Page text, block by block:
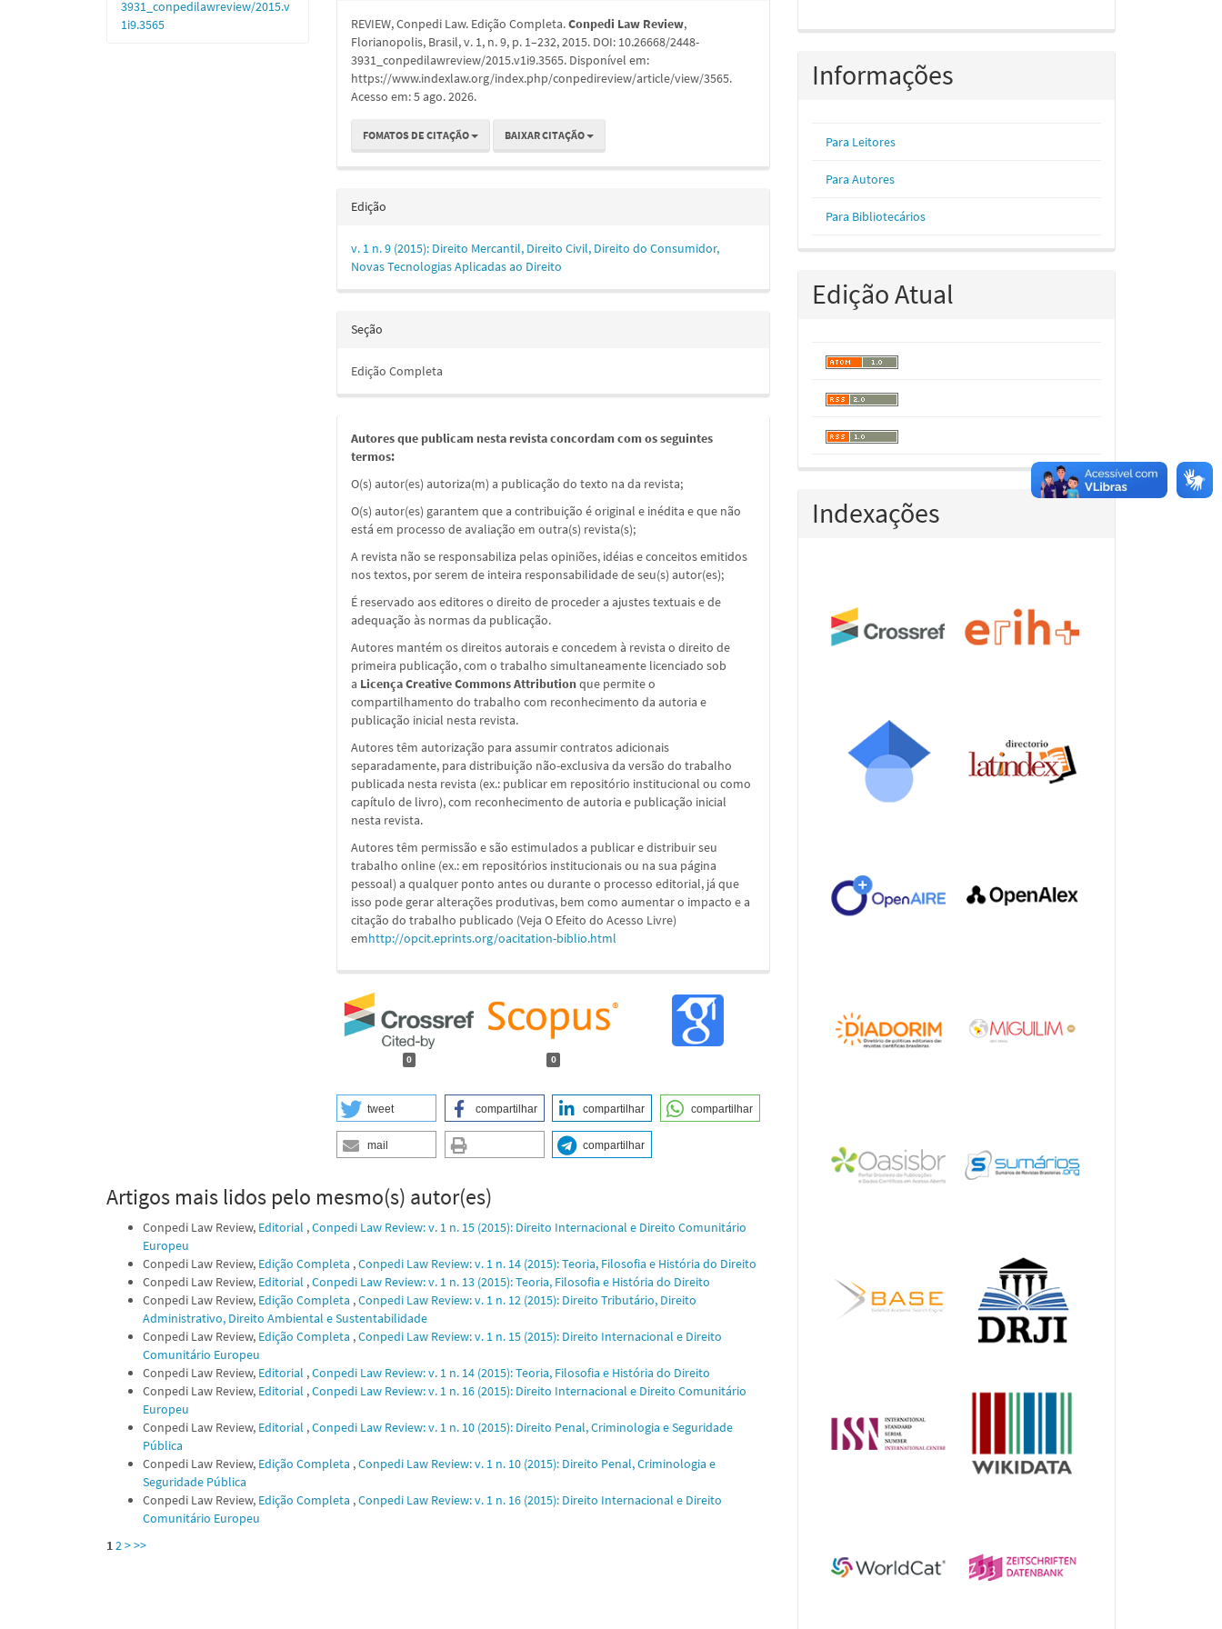
3931_conpedilawreview/2015.v
1i9.3565
artigo
REVIEW, Conpedi Law. Edição Completa.Conpedi Law Review,
Florianopolis, Brasil, v. 1, n. 9, p. 1–232, 2015. DOI: 10.26668/2448-
3931_conpedilawreview/2015.v1i9.3565. Disponível em:
https://www.indexlaw.org/index.php/conpedireview/article/view/3565.
Acesso em: 5 ago. 2026.
FOMATOS DE CITAÇÃO BAIXAR CITAÇÃO
Edição
v. 1 n. 9 (2015): Direito Mercantil, Direito Civil, Direito do Consumidor,
Novas Tecnologias Aplicadas ao Direito
Seção
Edição Completa
Autores que publicam nesta revista concordam com os seguintes
termos:
O(s) autor(es) autoriza(m) a publicação do texto na da revista;
O(s) autor(es) garantem que a contribuição é original e inédita e que não
está em processo de avaliação em outra(s) revista(s);
A revista não se responsabiliza pelas opiniões, idéias e conceitos emitidos
nos textos, por serem de inteira responsabilidade de seu(s) autor(es);
É reservado aos editores o direito de proceder a ajustes textuais e de
adequação às normas da publicação.
Autores mantém os direitos autorais e concedem à revista o direito de
primeira publicação, com o trabalho simultaneamente licenciado sob
a Licença Creative Commons Attributionque permite o
compartilhamento do trabalho com reconhecimento da autoria e
publicação inicial nesta revista.
Autores têm autorização para assumir contratos adicionais
separadamente, para distribuição não-exclusiva da versão do trabalho
publicada nesta revista (ex.: publicar em repositório institucional ou como
capítulo de livro), com reconhecimento de autoria e publicação inicial
nesta revista.
Autores têm permissão e são estimulados a publicar e distribuir seu
trabalho online (ex.: em repositórios institucionais ou na sua página
pessoal) a qualquer ponto antes ou durante o processo editorial, já que
isso pode gerar alterações produtivas, bem como aumentar o impacto e a
citação do trabalho publicado (Veja O Efeito do Acesso Livre)
emhttp://opcit.eprints.org/oacitation-biblio.html
0 0
tweet compartilhar compartilhar compartilhar
mail compartilhar
Artigos mais lidos pelo mesmo(s) autor(es)
Conpedi Law Review, Editorial ,Conpedi Law Review: v. 1 n. 15 (2015): Direito Internacional e Direito Comunitário
Europeu
Conpedi Law Review, Edição Completa ,Conpedi Law Review: v. 1 n. 14 (2015): Teoria, Filosofia e História do Direito
Conpedi Law Review, Editorial ,Conpedi Law Review: v. 1 n. 13 (2015): Teoria, Filosofia e História do Direito
Conpedi Law Review, Edição Completa ,Conpedi Law Review: v. 1 n. 12 (2015): Direito Tributário, Direito
Administrativo, Direito Ambiental e Sustentabilidade
Conpedi Law Review, Edição Completa ,Conpedi Law Review: v. 1 n. 15 (2015): Direito Internacional e Direito
Comunitário Europeu
Conpedi Law Review, Editorial ,Conpedi Law Review: v. 1 n. 14 (2015): Teoria, Filosofia e História do Direito
Conpedi Law Review, Editorial ,Conpedi Law Review: v. 1 n. 16 (2015): Direito Internacional e Direito Comunitário
Europeu
Conpedi Law Review, Editorial ,Conpedi Law Review: v. 1 n. 10 (2015): Direito Penal, Criminologia e Seguridade
Pública
Conpedi Law Review, Edição Completa ,Conpedi Law Review: v. 1 n. 10 (2015): Direito Penal, Criminologia e
Seguridade Pública
Conpedi Law Review, Edição Completa ,Conpedi Law Review: v. 1 n. 16 (2015): Direito Internacional e Direito
Comunitário Europeu
12>>>
Informações
Para Leitores
Para Autores
Para Bibliotecários
Edição Atual
Indexações